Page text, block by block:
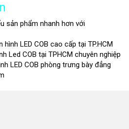
sản phẩm nhanh hơn với
LED COB cao cấp tại TP.HCM
Led COB tại TPHCM chuyên nghiệp
LED COB phòng trưng bày đẳng